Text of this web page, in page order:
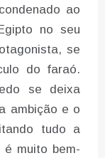
ao
no seu
se
do faraó.
se deixa
ambição e o
tudo a
é muito bem-